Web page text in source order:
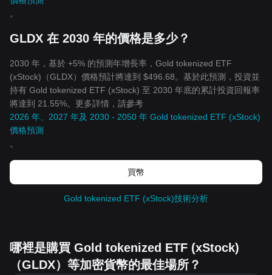
。
GLDX 在 2030 年的價格是多少？
2030 年，基於 +5% 的預測年增長率，Gold tokenized ETF
(xStock)（GLDX）價格預計將達到 $496.68。基於此預測，投資並
持有 Gold tokenized ETF (xStock) 至 2030 年底的累計投資回報率
將達到 21.55%。更多詳情，請參考
2026 年、2027 年及 2030 - 2050 年 Gold tokenized ETF (xStock)
價格預測
。
買幣
Gold tokenized ETF (xStock)技術分析
哪裡是購買 Gold tokenized ETF (xStock)
（GLDX）等加密貨幣的最佳場所？